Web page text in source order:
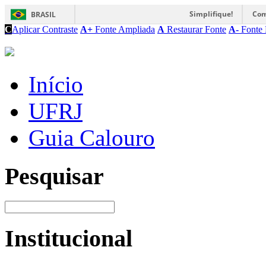
BRASIL Simplifique!
CAplicar Contraste A+ Fonte Ampliada A Restaurar Fonte A- Fonte
Início
UFRJ
Guia Calouro
Pesquisar
Institucional